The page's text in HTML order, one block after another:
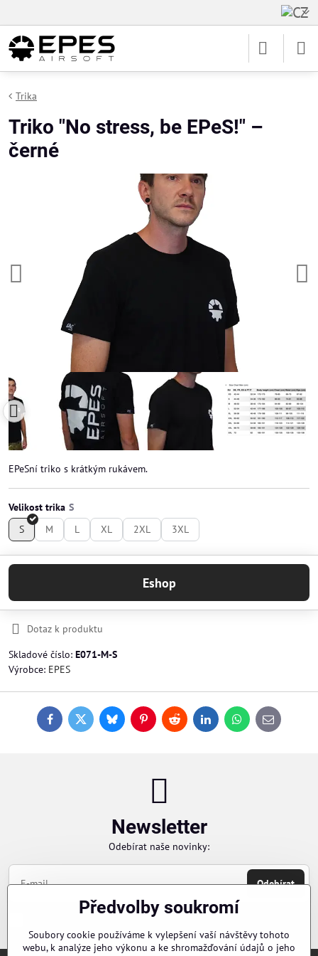
Trika
Triko "No stress, be EPeS!" –
černé
EPeSní triko s krátkým rukávem.
Velikost trika
S
M L XL 2XL 3XL
Eshop
Dotaz k produktu
Skladové číslo: E071-M-S
Výrobce: EPES
FacebookTwitterBlueskyPinterestReddit LinkedInWhatsApp
E-
mail
Newsletter
Odebírat naše novinky:
Odebírat
Chci se přihlásit k odběru novinek e-mailem
Předvolby soukromí
Soubory cookie používáme k vylepšení vaší návštěvy tohoto
webu, k analýze jeho výkonu a ke shromažďování údajů o jeho